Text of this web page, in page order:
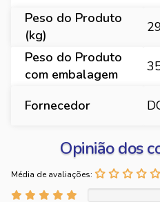
Peso do Produto
(kg)
Peso do Produto
com embalagem
Fornecedor
Opinião dos
Média de avaliações: